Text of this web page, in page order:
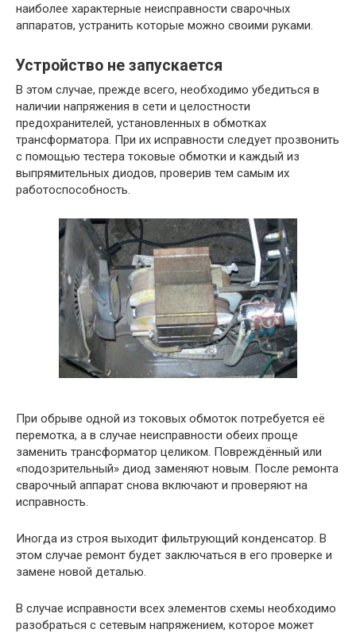
наиболее характерные неисправности сварочных
аппаратов, устранить которые можно своими руками.
Устройство не запускается
В этом случае, прежде всего, необходимо убедиться в
наличии напряжения в сети и целостности
предохранителей, установленных в обмотках
трансформатора. При их исправности следует прозвонить
с помощью тестера токовые обмотки и каждый из
выпрямительных диодов, проверив тем самым их
работоспособность.
При обрыве одной из токовых обмоток потребуется её
перемотка, а в случае неисправности обеих проще
заменить трансформатор целиком. Повреждённый или
«подозрительный» диод заменяют новым. После ремонта
сварочный аппарат снова включают и проверяют на
исправность.
Иногда из строя выходит фильтрующий конденсатор. В
этом случае ремонт будет заключаться в его проверке и
замене новой деталью.
В случае исправности всех элементов схемы необходимо
разобраться с сетевым напряжением, которое может